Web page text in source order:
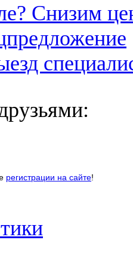
Снизим
регистрации на сайте!